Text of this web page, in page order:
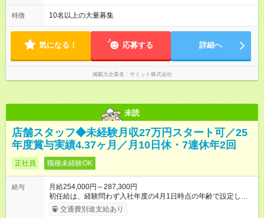
発・経理部への異動例もあり、自身の可能性を広げられる環境
です！ 【試用期間】試用期間あり 試用期間の長さ：3ヶ月 雇用
形態、給与は本採用時と同じです。
大8時間(休憩1時間) 月10日休 【シフト例】 8:00～17:00 10:00
～19:00 12:00～21:00 ほか 深夜営業店舗(22時～25時閉店)に
めの深夜勤務はありません。 月平均残業時間20～30h程度
特徴 10名以上の大量募集
気になる！ 応募する 詳細へ
掲載元企業名 サミット株式会社
未読
店舗スタッフ◆未経験月収27万円スタート可／25
年度賞与実績4.37ヶ月／月10日休・7連休年2回
正社員 職種未経験OK
給与
月給254,000円～287,300円
初任給は、経験問わず入社年度の4月1日時点の年齢で設定しま
す。 ■27歳以上：月給28万7300円 ■26歳 ：月給28万3300
円 ■25歳 ：月給27万9300円 ■24歳 ：月給27万5300円
交通費別途支給あり